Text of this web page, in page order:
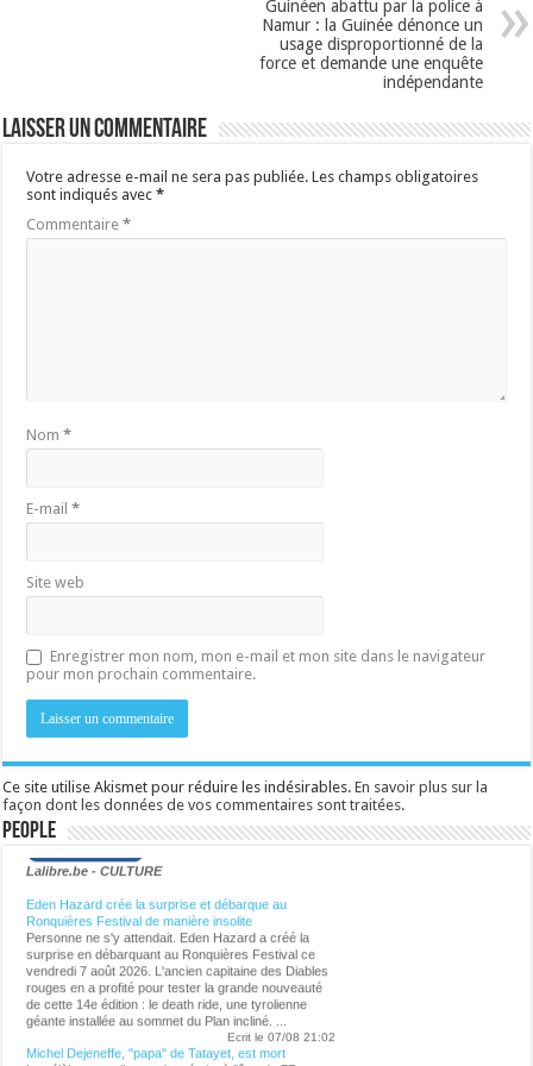
Guinéen abattu par la police à
Namur : la Guinée dénonce un
usage disproportionné de la
force et demande une enquête
indépendante
Laisser un commentaire
Votre adresse e-mail ne sera pas publiée. Les champs obligatoires
sont indiqués avec*
Commentaire*
Nom*
E-mail*
Site web
Enregistrer mon nom, mon e-mail et mon site dans le navigateur
pour mon prochain commentaire.
Ce site utilise Akismet pour réduire les indésirables.En savoir plus sur la
façon dont les données de vos commentaires sont traitées.
People
Lalibre.be - CULTURE
Eden Hazard crée la surprise et débarque au
Ronquières Festival de manière insolite
Personne ne s'y attendait. Eden Hazard a créé la
surprise en débarquant au Ronquières Festival ce
vendredi 7 août 2026. L'ancien capitaine des Diables
rouges en a profité pour tester la grande nouveauté
de cette 14e édition : le death ride, une tyrolienne
géante installée au sommet du Plan incliné. ...
Ecrit le 07/08 21:02
Michel Dejeneffe, "papa" de Tatayet, est mort
Le célèbre ventriloque s'est éteint à l'âge de 77 ans.